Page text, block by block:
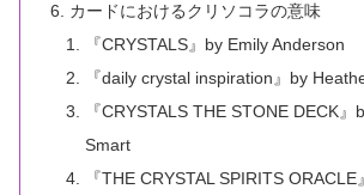
カードにおけるクリソコラの意味
『CRYSTALS』by Emily Anderson
『daily crystal inspiration』by
『CRYSTALS THE STONE DECK』
Smart
『THE CRYSTAL SPIRITS